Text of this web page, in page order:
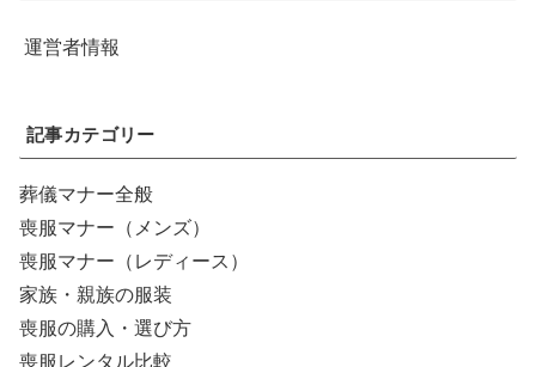
運営者情報
記事カテゴリー
葬儀マナー全般
喪服マナー（メンズ）
喪服マナー（レディース）
家族・親族の服装
喪服の購入・選び方
喪服レンタル比較